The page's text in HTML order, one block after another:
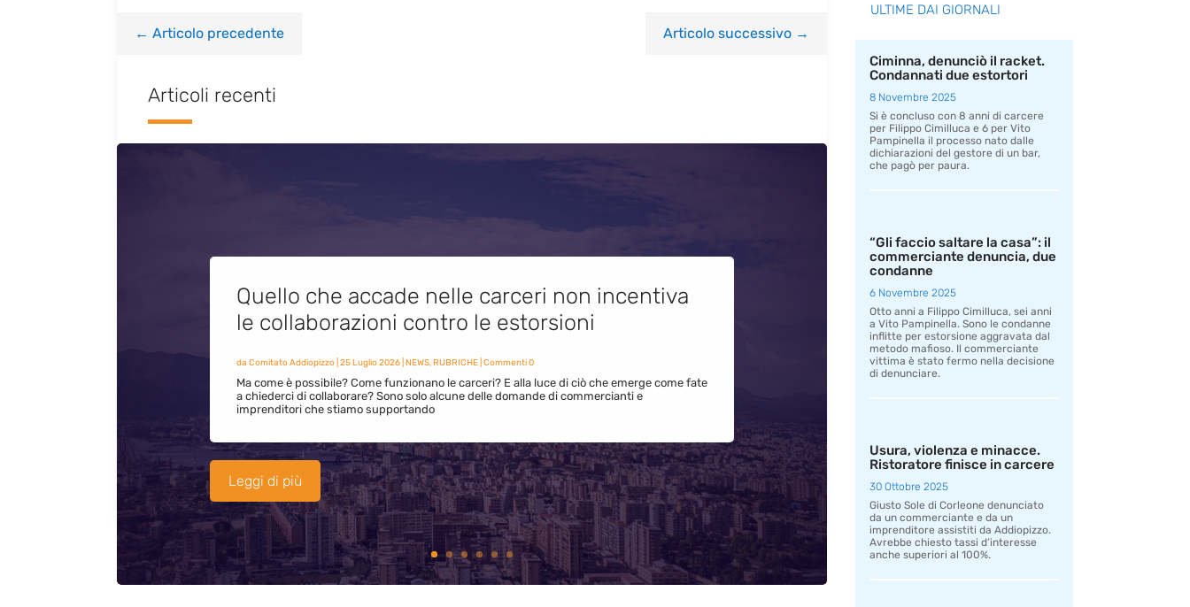
← Articolo precedente Articolo successivo→
Articoli recenti
Quello che accade nelle carceri non incentiva
le collaborazioni contro le estorsioni
da Comitato Addiopizzo| 25 Luglio 2026| NEWS,RUBRICHE| Commenti 0
Ma come è possibile? Come funzionano le carceri? E alla luce di ciò che emerge come fate
a chiederci di collaborare? Sono solo alcune delle domande di commercianti e
imprenditori che stiamo supportando
Leggi di più
ULTIME DAI GIORNALI
Ciminna, denunciò il racket.
Condannati due estortori
8 Novembre 2025
Si è concluso con 8 anni di carcere
per Filippo Cimilluca e 6 per Vito
Pampinella il processo nato dalle
dichiarazioni del gestore di un bar,
che pagò per paura.
“Gli faccio saltare la casa”: il
commerciante denuncia, due
condanne
6 Novembre 2025
Otto anni a Filippo Cimilluca, sei anni
a Vito Pampinella. Sono le condanne
inflitte per estorsione aggravata dal
metodo mafioso. Il commerciante
vittima è stato fermo nella decisione
di denunciare.
Usura, violenza e minacce.
Ristoratore finisce in carcere
30 Ottobre 2025
Giusto Sole di Corleone denunciato
da un commerciante e da un
imprenditore assistiti da Addiopizzo.
Avrebbe chiesto tassi d’interesse
anche superiori al 100%.